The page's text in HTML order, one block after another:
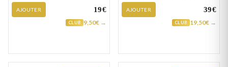
AJOUTER 19€
CLUB 9,50€ →
AJOUTER 39€
CLUB 19,50€ →